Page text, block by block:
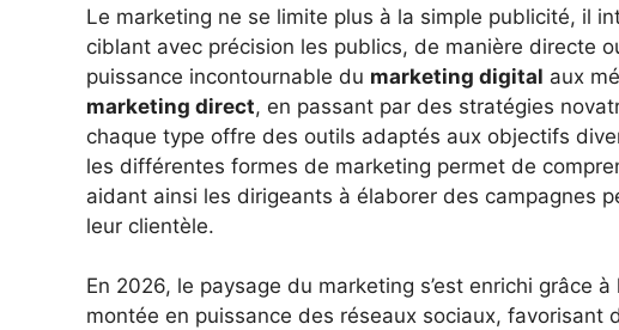
Le marketing ne se limite plus à la simple publicité, il
ciblant avec précision les publics, de manière directe
puissance incontournable du marketing digital aux
marketing direct, en passant par des stratégies
chaque type offre des outils adaptés aux objectifs
les différentes formes de marketing permet de
aidant ainsi les dirigeants à élaborer des campagnes
leur clientèle.
En 2026, le paysage du marketing s’est enrichi grâce
montée en puissance des réseaux sociaux, favorisant